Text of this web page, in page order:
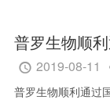
普罗生物顺
 2019-08-11
普罗生物顺利通过